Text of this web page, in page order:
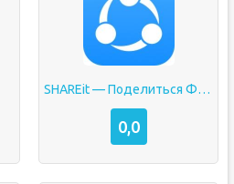
SHAREit — Поделиться Файлами
0,0